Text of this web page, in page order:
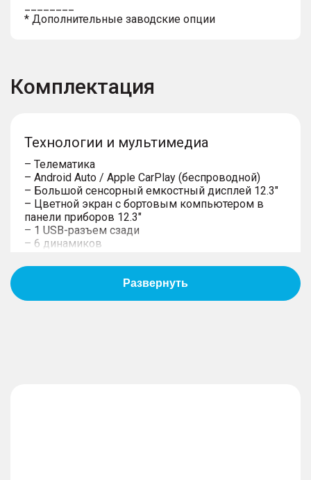
* Дополнительные заводские опции
Комплектация
Технологии и мультимедиа
– Телематика
– Android Auto / Apple CarPlay (беспроводной)
– Большой сенсорный емкостный дисплей 12.3"
– Цветной экран с бортовым компьютером в
панели приборов 12.3"
– 1 USB-разъем сзади
– 6 динамиков
– Система "Свободные руки" (Hands free) с
Bluetooth-связью с мобильным телефоном